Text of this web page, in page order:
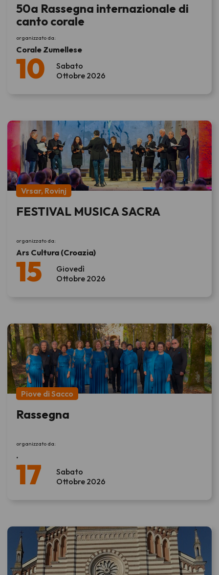
Sabato
10 Ottobre 2026
50a Rassegna internazionale di
canto corale
organizzato da:
Corale Zumellese
Giovedì
15 Ottobre 2026
Vrsar, Rovinj
FESTIVAL MUSICA SACRA
organizzato da:
Ars Cultura (Croazia)
Sabato
17 Ottobre 2026
Piove di Sacco
Rassegna
organizzato da:
.